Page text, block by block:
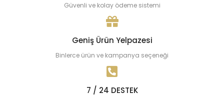
Güvenli ve kolay ödeme sistemi
Geniş Ürün Yelpazesi
Binlerce ürün ve kampanya seçeneği
7 / 24 DESTEK